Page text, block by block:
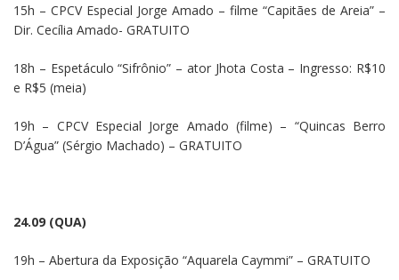
15h – CPCV Especial Jorge Amado – filme “Capitães de Areia” –
Dir. Cecília Amado- GRATUITO
18h – Espetáculo “Sifrônio” – ator Jhota Costa – Ingresso: R$10
e R$5 (meia)
19h – CPCV Especial Jorge Amado (filme) – “Quincas Berro
D’Água” (Sérgio Machado) – GRATUITO
24.09 (QUA)
19h – Abertura da Exposição “Aquarela Caymmi” – GRATUITO